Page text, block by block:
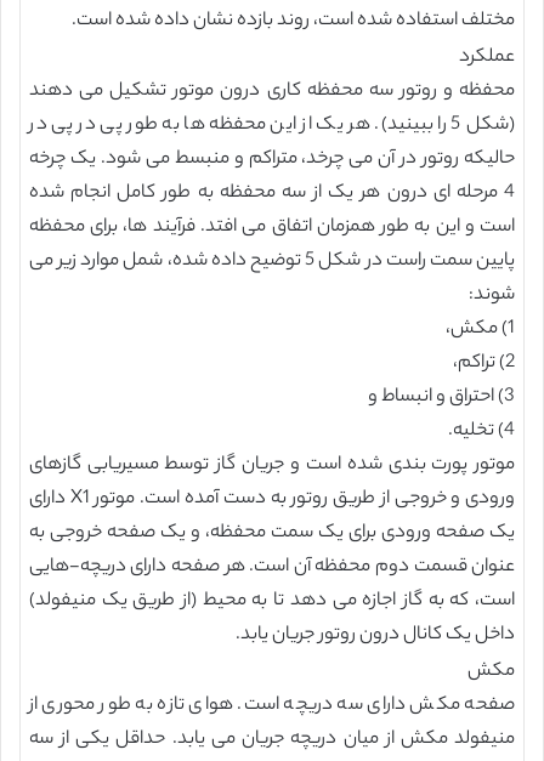
مختلف استفاده شده است، روند بازده نشان داده شده است.
عملکرد
محفظه و روتور سه محفظه کاری درون موتور تشکیل می دهند
(شکل 5 را ببینید). هر یک از این محفظه ها به طور پی در پی در
حالیکه روتور در آن می چرخد، متراکم و منبسط می شود. یک چرخه
4 مرحله ای درون هر یک از سه محفظه به طور کامل انجام شده
است و این به طور همزمان اتفاق می افتد. فرآیند ها، برای محفظه
پایین سمت راست در شکل 5 توضیح داده شده، شمل موارد زیر می
شوند:
1) مکش،
2) تراکم،
3) احتراق و انبساط و
4) تخلیه.
موتور پورت بندی شده است و جریان گاز توسط مسیریابی گازهای
ورودی و خروجی از طریق روتور به دست آمده است. موتور X1 دارای
یک صفحه ورودی برای یک سمت محفظه، و یک صفحه خروجی به
عنوان قسمت دوم محفظه آن است. هر صفحه دارای دریچه-هایی
است، که به گاز اجازه می دهد تا به محیط (از طریق یک منیفولد)
داخل یک کانال درون روتور جریان یابد.
مکش
صفحه مکش دارای سه دریچه است. هوای تازه به طور محوری از
منیفولد مکش از میان دریچه جریان می یابد. حداقل یکی از سه